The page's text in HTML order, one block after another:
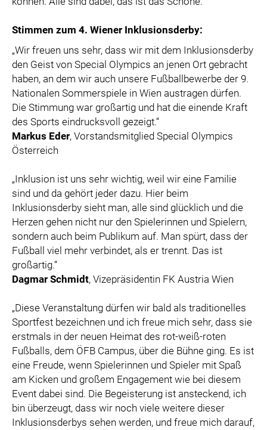
Stimmen zum 4. Wiener Inklusionsderby:
„Wir freuen uns sehr, dass wir mit dem Inklusionsderby
den Geist von Special Olympics an jenen Ort gebracht
haben, an dem wir auch unsere Fußballbewerbe der 9.
Nationalen Sommerspiele in Wien austragen dürfen.
Die Stimmung war großartig und hat die einende Kraft
des Sports eindrucksvoll gezeigt.“
Markus Eder, Vorstandsmitglied Special Olympics
Österreich
„Inklusion ist uns sehr wichtig, weil wir eine Familie
sind und da gehört jeder dazu. Hier beim
Inklusionsderby sieht man, alle sind glücklich und die
Herzen gehen nicht nur den Spielerinnen und Spielern,
sondern auch beim Publikum auf. Man spürt, dass der
Fußball viel mehr verbindet, als er trennt. Das ist
großartig.“
Dagmar Schmidt, Vizepräsidentin FK Austria Wien
„Diese Veranstaltung dürfen wir bald als traditionelles
Sportfest bezeichnen und ich freue mich sehr, dass sie
erstmals in der neuen Heimat des rot-weiß-roten
Fußballs, dem ÖFB Campus, über die Bühne ging. Es ist
eine Freude, wenn Spielerinnen und Spieler mit Spaß
am Kicken und großem Engagement wie bei diesem
Event dabei sind. Die Begeisterung ist ansteckend, ich
bin überzeugt, dass wir noch viele weitere dieser
Inklusionsderbys sehen werden, und freue mich darauf,